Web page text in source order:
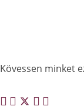
Kövessen minket